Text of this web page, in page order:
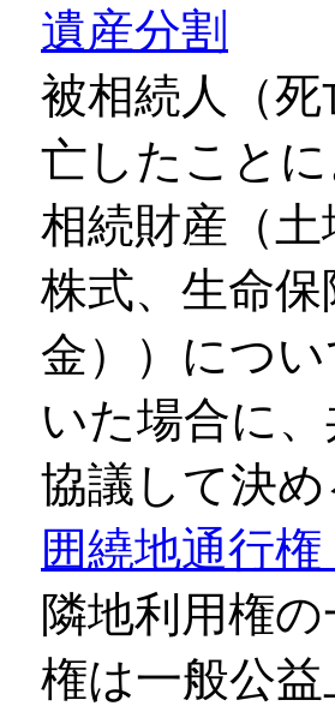
遺産分割
被相続人（
亡したこと
相続財産（
株式、生命
金））につ
いた場合に
協議して決
囲繞地通行
隣地利用権
権は一般公